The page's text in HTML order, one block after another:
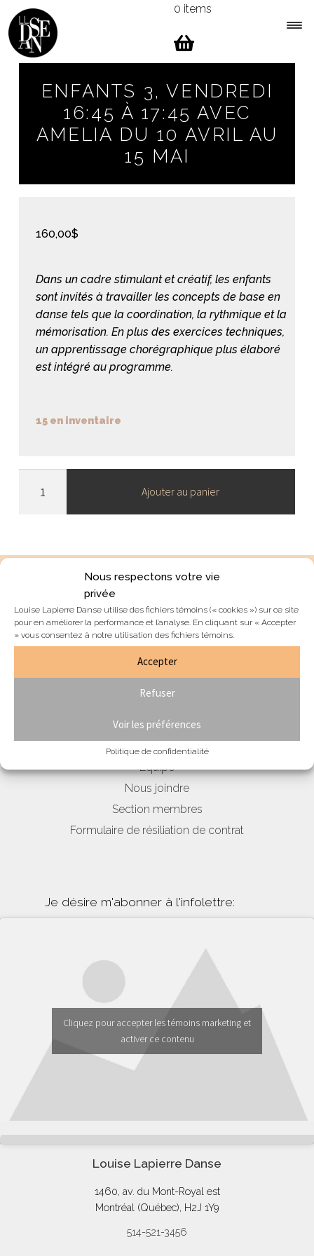
Nous respectons votre vie
privée
Louise Lapierre Danse utilise des fichiers témoins (« cookies ») sur ce site
pour en améliorer la performance et l’analyse. En cliquant sur « Accepter
» vous consentez à notre utilisation des fichiers témoins.
Accepter
Refuser
Voir les préférences
Politique de confidentialité
Skip
to
navigation
Skip
to
content
0 items
ENFANTS 3, VENDREDI
16:45 À 17:45 AVEC
AMELIA DU 10 AVRIL AU
15 MAI
160,00$
Dans un cadre stimulant et créatif, les enfants
sont invités à travailler les concepts de base en
danse tels que la coordination, la rythmique et la
mémorisation. En plus des exercices techniques,
un apprentissage chorégraphique plus élaboré
est intégré au programme.
15 en inventaire
avec
Amelia
mai
Ajouter au panier
INTÉRESSÉ? ESSAYEZ UN
COURS GRATUITEMENT!
Essais gratuits
Blogue & nouvelles
Équipe
Nous joindre
Section membres
Formulaire de résiliation de contrat
Je désire m'abonner à l'infolettre:
Cliquez pour accepter les témoins marketing et
activer ce contenu
Louise Lapierre Danse
1460, av. du Mont-Royal est
Montréal (Québec), H2J 1Y9
514-521-3456